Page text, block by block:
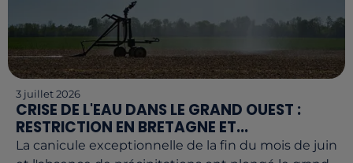
3 juillet 2026
CRISE DE L'EAU DANS LE GRAND OUEST :
RESTRICTION EN BRETAGNE ET...
La canicule exceptionnelle de la fin du mois de juin